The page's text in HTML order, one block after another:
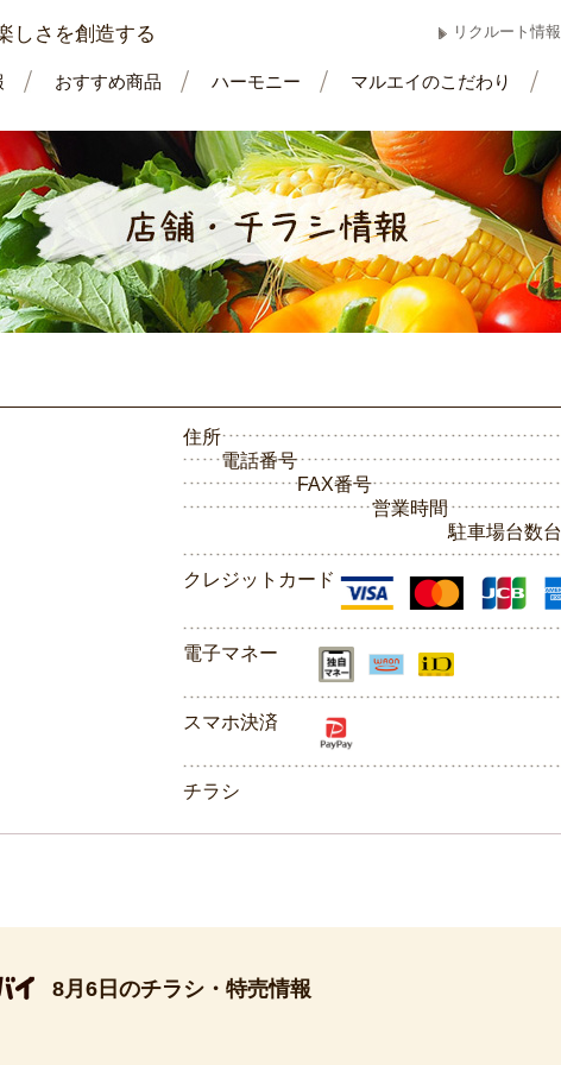
しさを創造する リクルート情報
おすすめ商品 ハーモニー マルエイのこだわり
住所
電話番号
FAX番号
営業時間
駐車場台数台
クレジットカード
電子マネー
スマホ決済
チラシ
8月6日のチラシ・特売情報